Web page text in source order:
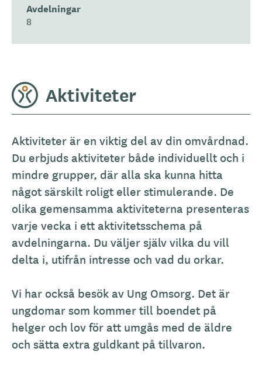
Avdelningar
8
Aktiviteter
Aktiviteter är en viktig del av din omvårdnad.
Du erbjuds aktiviteter både individuellt och i
mindre grupper, där alla ska kunna hitta
något särskilt roligt eller stimulerande. De
olika gemensamma aktiviteterna presenteras
varje vecka i ett aktivitetsschema på
avdelningarna. Du väljer själv vilka du vill
delta i, utifrån intresse och vad du orkar.
Vi har också besök av Ung Omsorg. Det är
ungdomar som kommer till boendet på
helger och lov för att umgås med de äldre
och sätta extra guldkant på tillvaron.